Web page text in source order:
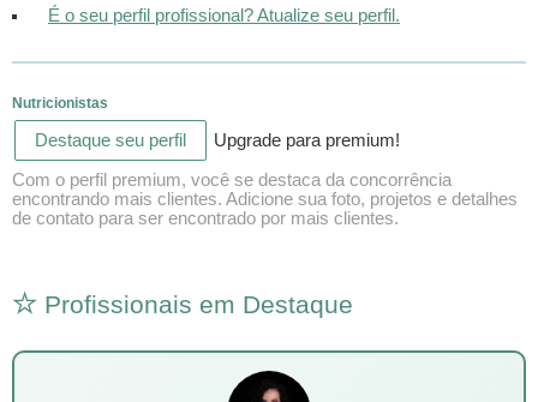
É o seu perfil profissional? Atualize seu perfil.
Nutricionistas
Destaque seu perfil Upgrade para premium!
Com o perfil premium, você se destaca da concorrência
encontrando mais clientes. Adicione sua foto, projetos e detalhes
de contato para ser encontrado por mais clientes.
Profissionais em Destaque